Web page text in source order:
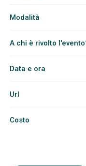
Modalità
A chi è rivolto
Data e ora
Url
Costo